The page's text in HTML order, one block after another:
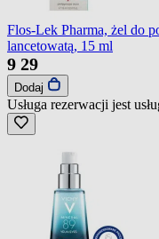
Flos-Lek Pharma, żel do
lancetowatą, 15 ml
9 29
Dodaj
Usługa rezerwacji jest